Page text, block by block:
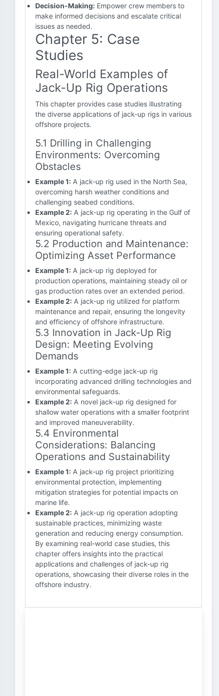
Decision-Making: Empower crew members to
make informed decisions and escalate critical
issues as needed.
Chapter 5: Case
Studies
Real-World Examples of
Jack-Up Rig Operations
This chapter provides case studies illustrating
the diverse applications of jack-up rigs in various
offshore projects.
5.1 Drilling in Challenging
Environments: Overcoming
Obstacles
Example 1: A jack-up rig used in the North Sea,
overcoming harsh weather conditions and
challenging seabed conditions.
Example 2: A jack-up rig operating in the Gulf of
Mexico, navigating hurricane threats and
ensuring operational safety.
5.2 Production and Maintenance:
Optimizing Asset Performance
Example 1: A jack-up rig deployed for
production operations, maintaining steady oil or
gas production rates over an extended period.
Example 2: A jack-up rig utilized for platform
maintenance and repair, ensuring the longevity
and efficiency of offshore infrastructure.
5.3 Innovation in Jack-Up Rig
Design: Meeting Evolving
Demands
Example 1: A cutting-edge jack-up rig
incorporating advanced drilling technologies and
environmental safeguards.
Example 2: A novel jack-up rig designed for
shallow water operations with a smaller footprint
and improved maneuverability.
5.4 Environmental
Considerations: Balancing
Operations and Sustainability
Example 1: A jack-up rig project prioritizing
environmental protection, implementing
mitigation strategies for potential impacts on
marine life.
Example 2: A jack-up rig operation adopting
sustainable practices, minimizing waste
generation and reducing energy consumption.
By examining real-world case studies, this
chapter offers insights into the practical
applications and challenges of jack-up rig
operations, showcasing their diverse roles in the
offshore industry.